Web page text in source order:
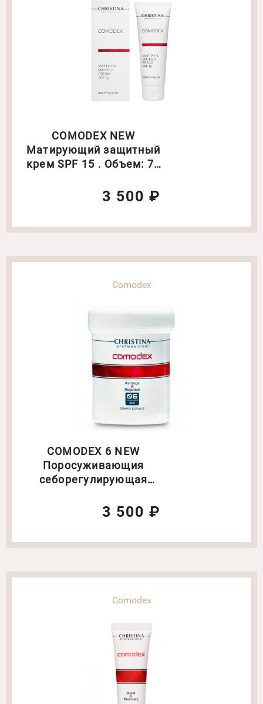
COMODEX NEW
Матирующий защитный
крем SPF 15 . Объем: 75
3 500 ₽
Comodex
COMODEX 6 NEW
Поросуживающия
себорегулирующая
мл(6240)3 500 ₽
Comodex